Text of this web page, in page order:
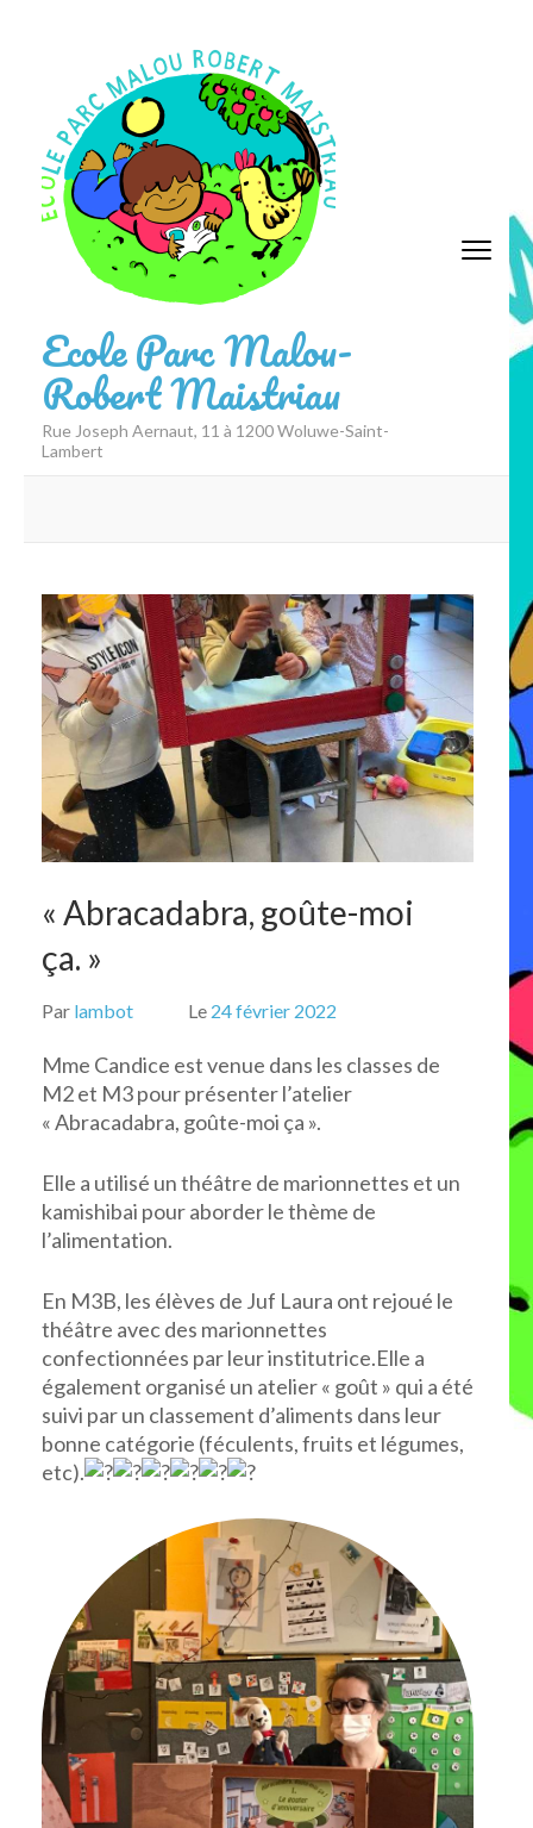
contenu
(Pressez
Entrée)
Ecole Parc Malou-
Robert Maistriau
Rue Joseph Aernaut, 11 à 1200 Woluwe-Saint-
Lambert
« Abracadabra, goûte-moi
ça. »
Par lambot Le 24 février 2022
Mme Candice est venue dans les classes de
M2 et M3 pour présenter l’atelier
« Abracadabra, goûte-moi ça ».
Elle a utilisé un théâtre de marionnettes et un
kamishibai pour aborder le thème de
l’alimentation.
En M3B, les élèves de Juf Laura ont rejoué le
théâtre avec des marionnettes
confectionnées par leur institutrice.Elle a
également organisé un atelier « goût » qui a été
suivi par un classement d’aliments dans leur
bonne catégorie (féculents, fruits et légumes,
etc).